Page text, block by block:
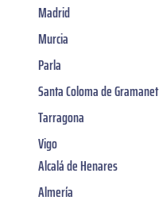
Madrid
Murcia
Parla
Santa Coloma de Gramanet
Tarragona
Vigo
Alcalá de Henares
Almería